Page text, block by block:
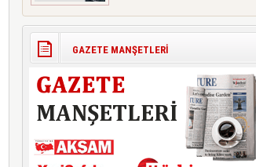
Motorine Gece Yarısı Büyük İndirim
ABD-İran arasında yeniden diplomasi
LPG’ye Dev Zam Geliyor!
Küresel petrol piyasalarındaki
dalgalanmalar ve döviz kurundaki ...
“Eylül Ayında Kiralık Sosyal Konut
Projesi Hayata Geçiyor”
GAZETE MANŞETLERİ